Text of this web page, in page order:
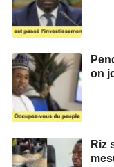
on
Riz